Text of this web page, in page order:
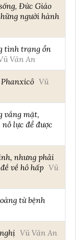
Đức Giáo
người hành
tình trạng ổn
Văn An
Vũ
vắng mặt,
lực để được
nhưng phải
về hô hấp Vũ
từ bệnh
Vũ Văn An